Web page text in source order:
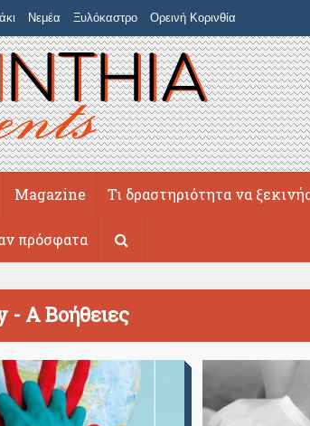
Νεμέα Ξυλόκαστρο Ορεινή Κορινθία
Magazine Τι δραστηριότητα να
πρόσφατα
- Α Βοήθειες